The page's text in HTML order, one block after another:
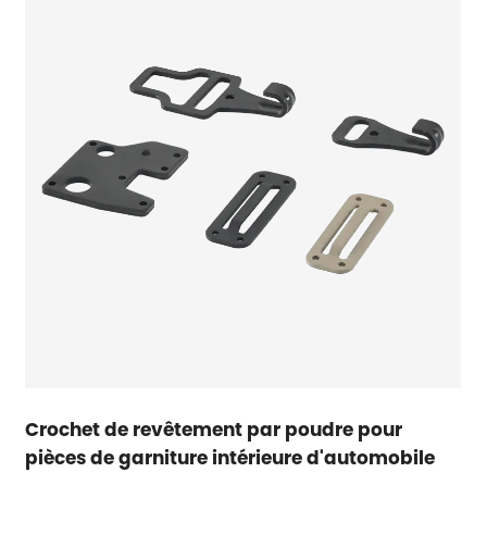
Crochet de revêtement par poudre pour
pièces de garniture intérieure d'automobile